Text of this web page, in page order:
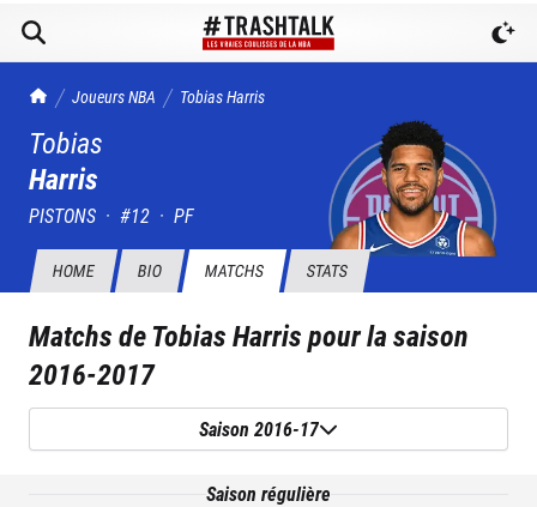
TrashTalk Actu NBA
Joueurs NBA TobiasHarris
Tobias
Harris
PISTONS · #12 · PF
HOME BIO MATCHS STATS
Matchs deTobias Harrispour la saison
2016-2017
Saison 2016-17
Saison régulière